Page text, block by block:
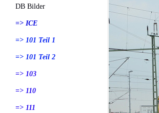
DB Bilder
=> ICE
=> 101 Teil 1
=> 101 Teil 2
=> 103
=> 110
=> 111